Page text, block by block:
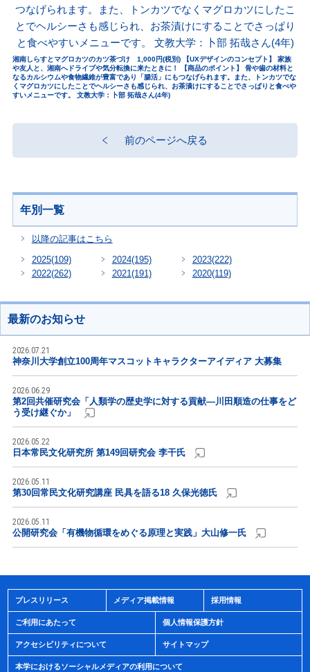
湘南しらすとマグロカツのカツ茶づけ 1,000円(税別) 【UXデザインのコンセプト】 家族
や友人と、湘南へドライブや気分転換に来たときに！ 【商品のポイント】 骨や歯の材料と
なるカルシウムや食物繊維が豊富であり「腸活」にもつなげられます。また、トンカツでな
くマグロカツにしたことでヘルシーさも感じられ、お茶漬けにすることでさっぱりと食べや
すいメニューです。 文教大学：卜部 拓哉さん(4年)
前のページへ戻る
年別一覧
以降の記事はこちら
2025(109) 2024(195) 2023(222)
2022(262) 2021(191) 2020(119)
最新のお知らせ
2026.07.21
神奈川大学創立100周年マスコットキャラクターアイディア 大募集
2026.06.29
第2回共催研究会「人類学の歴史学に対する貢献―川田順造の仕事をど
う受け継ぐか」
2026.05.22
日本常民文化研究所 第149回研究会 李干氏
2026.05.11
第30回常民文化研究講座 民具を語る18 久保光徳氏
2026.05.11
公開研究会「有機物循環をめぐる原理と実践」大山修一氏
プレスリリース メディア掲載情報 採用情報
ご利用にあたって 個人情報保護方針
アクセシビリティについて サイトマップ
本学におけるソーシャルメディアの利用について